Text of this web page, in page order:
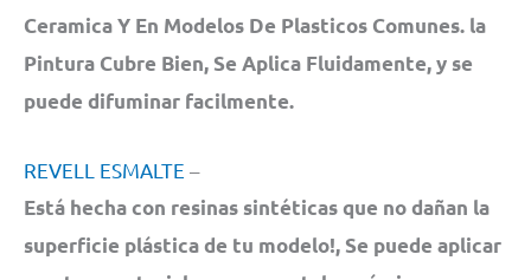
Ceramica Y En Modelos De Plasticos Comunes. la
Pintura Cubre Bien, Se Aplica Fluidamente, y se
puede difuminar facilmente.
REVELL ESMALTE –
Está hecha con resinas sintéticas que no dañan la
superficie plástica de tu modelo!, Se puede aplicar